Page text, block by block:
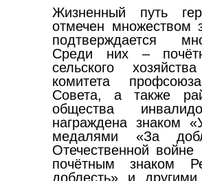
Жизненный путь
отмечен множеством
подтверждается
Среди них –
сельского
комитета
Совета, а также
общества
награждена знаком
медалями «За
Отечественной
почётным знаком
доблесть» и